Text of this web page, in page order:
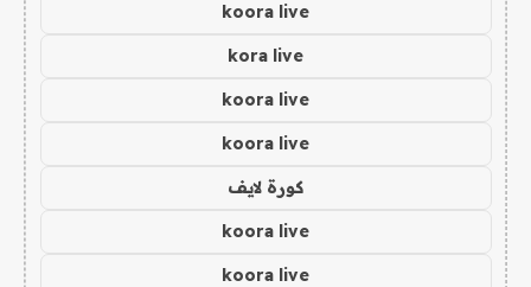
koora live
kora live
koora live
koora live
كورة لايف
koora live
koora live